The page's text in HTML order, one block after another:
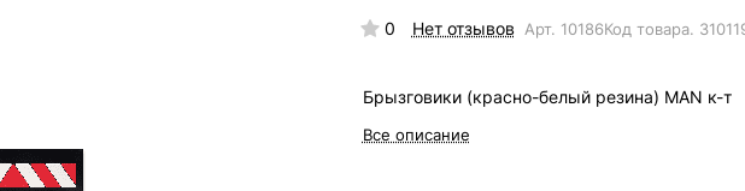
0 Нет отзывов Арт. 10186Код товара.
Брызговики (красно-белый резина) MAN к-т
Все описание